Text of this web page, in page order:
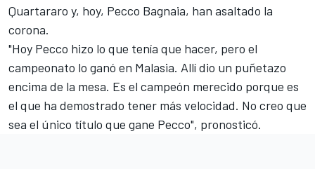
Quartararo y, hoy, Pecco Bagnaia, han asaltado la
corona.
"Hoy Pecco hizo lo que tenía que hacer, pero el
campeonato lo ganó en Malasia. Allí dio un puñetazo
encima de la mesa. Es el campeón merecido porque es
el que ha demostrado tener más velocidad. No creo que
sea el único título que gane Pecco", pronosticó.